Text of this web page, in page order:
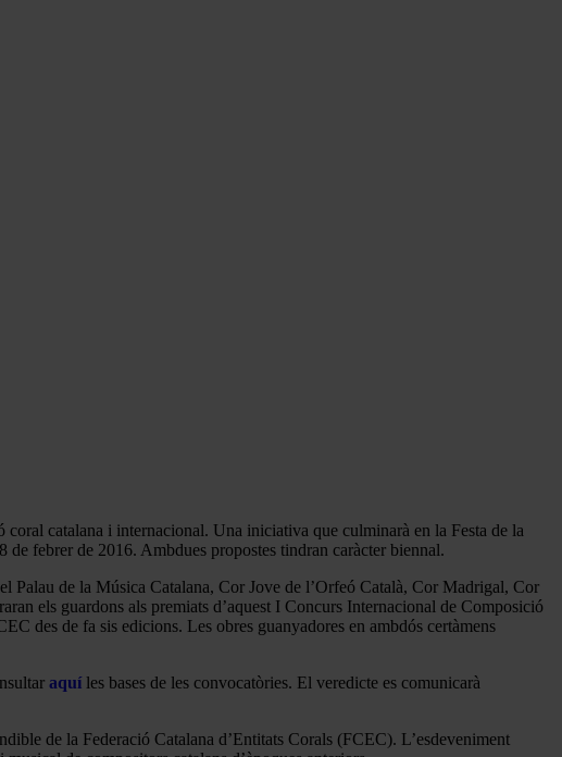
catalana i internacional. Una iniciativa que culminarà en la Festa de la
febrer de 2016. Ambdues propostes tindran caràcter biennal.
Palau de la Música Catalana, Cor Jove de l’Orfeó Català, Cor Madrigal, Cor
els guardons als premiats d’aquest I Concurs Internacional de Composició
des de fa sis edicions. Les obres guanyadores en ambdós certàmens
aquí les bases de les convocatòries. El veredicte es comunicarà
de la Federació Catalana d’Entitats Corals (FCEC). L’esdeveniment